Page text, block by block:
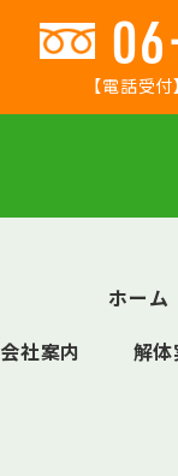
【電話受
ホーム
会社案内
解